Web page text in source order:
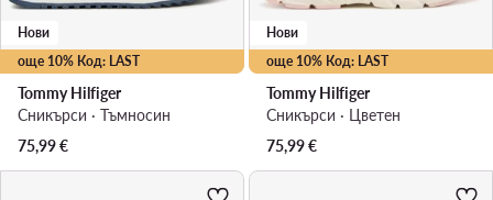
още 10% Код: LAST
Нови
Tommy Hilfiger
Сникърси · Тъмносин
75,99€
още 10% Код: LAST
Нови
Tommy Hilfiger
Сникърси · Цветен
75,99€